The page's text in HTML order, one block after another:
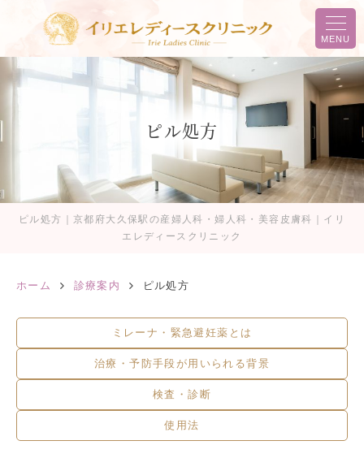
MENU
ピル処方
ピル処方｜京都府大久保駅の産婦人科・婦人科・美容皮膚科｜イリ
エレディースクリニック
ホーム 診療案内 ピル処方
ミレーナ・緊急避妊薬とは
治療・予防手段が用いられる背景
検査・診断
使用法